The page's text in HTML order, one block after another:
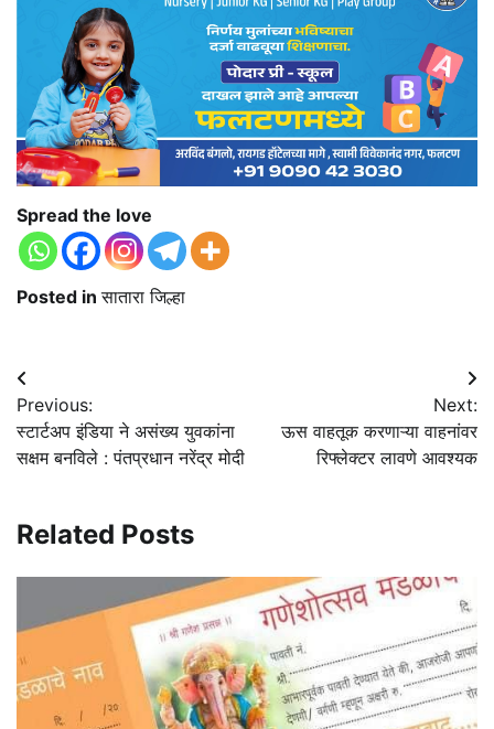
Spread the love
Posted inसातारा जिल्हा
Post
navigation
Previous:
स्टार्टअप इंडिया ने असंख्य युवकांना
सक्षम बनविले : पंतप्रधान नरेंद्र मोदी
Next:
ऊस वाहतूक करणाऱ्या वाहनांवर
रिफ्लेक्टर लावणे आवश्यक
Related Posts